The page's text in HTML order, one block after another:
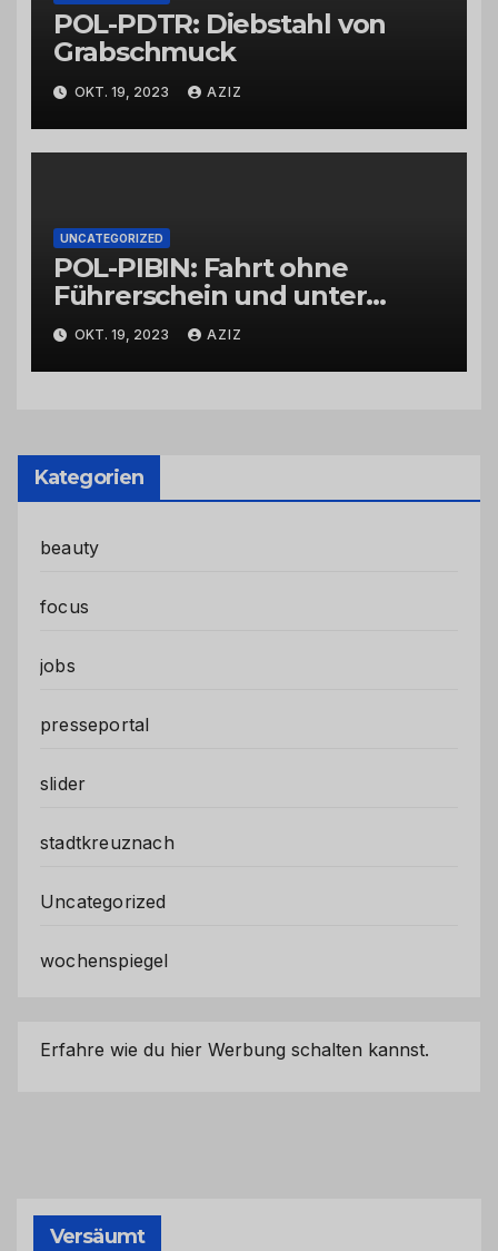
POL-PDTR: Diebstahl von
Grabschmuck
OKT. 19, 2023 AZIZ
UNCATEGORIZED
POL-PIBIN: Fahrt ohne
Führerschein und unter
Einfluss von Drogen
OKT. 19, 2023 AZIZ
Kategorien
beauty
focus
jobs
presseportal
slider
stadtkreuznach
Uncategorized
wochenspiegel
Erfahre wie du hier Werbung schalten kannst.
Versäumt